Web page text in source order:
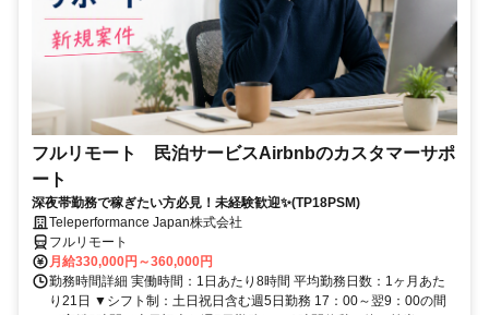
フルリモート 民泊サービスAirbnbのカスタマーサポ
ート
深夜帯勤務で稼ぎたい方必見！未経験歓迎✨(TP18PSM)
Teleperformance Japan株式会社
フルリモート
月給330,000円～360,000円
勤務時間詳細 実働時間：1日あたり8時間 平均勤務日数：1ヶ月あた
り21日 ▼シフト制：土日祝日含む週5日勤務 17：00～翌9：00の間